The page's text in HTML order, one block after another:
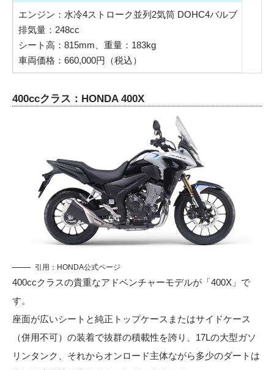
エンジン：水冷4ストローク並列2気筒 DOHC4バルブ
排気量：248cc
シート高：815mm、重量：183kg
車両価格：660,000円（税込）
400ccクラス：HONDA 400X
引用： HONDA公式ページ
400ccクラスの貴重なアドベンチャーモデルが「400X」で
す。
座面が広いシートと純正トップケースまたはサイドケース
（併用不可）の装着で抜群の積載性を誇り、17Lの大型ガソ
リンタンク、それからオンロード主体ながら多少のダートは